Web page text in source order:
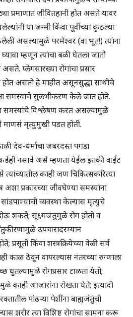
प्रमाणात जीवितहानी होत असते यावर
या जन्मी किंवा पूर्वीच्या कुठल्या
असल्यामुळे परमेश्वर (वा भूत!) त्यांना
घ्यावा म्हणून त्यांचा बळी घेतला जातो
असते. प्लेगसारख्या रोगांचा प्रसार
होत असतो हे माहीत असूनसुद्धा साथीचे
समस्यांचे सुलभीकरण केले जात होते.
समस्यांचे विश्लेषण करत असल्यामुळे
माणसं मृत्युमुखी पडत होती.
देव-धर्माचा जबरदस्त पगडा
नसावे असे म्हणता येईल इतकी वाईट
त्यांच्यातील काही जण चिकित्सकरित्या
अशा प्रकारच्या जीवघेण्या समस्यांना
व्यवस्था केल्यास मृत्युचे
शकते; सूक्ष्मजंतुमुळे रोग होतो व
उपचारादरम्यान
प्रसूती किंवा शस्त्रक्रियेच्या वेळी सर्व
काळ ठेवून वापरल्यास नंतरच्या रुग्णाला
धुतल्यामुळे रोगप्रसार टाळता येतो;
काही आजारांना रोखता येते; इत्यादी
पांढऱ्या पेशींना बाह्यजंतुंची
त्या विशिष्ट रोगांचा सामना करू